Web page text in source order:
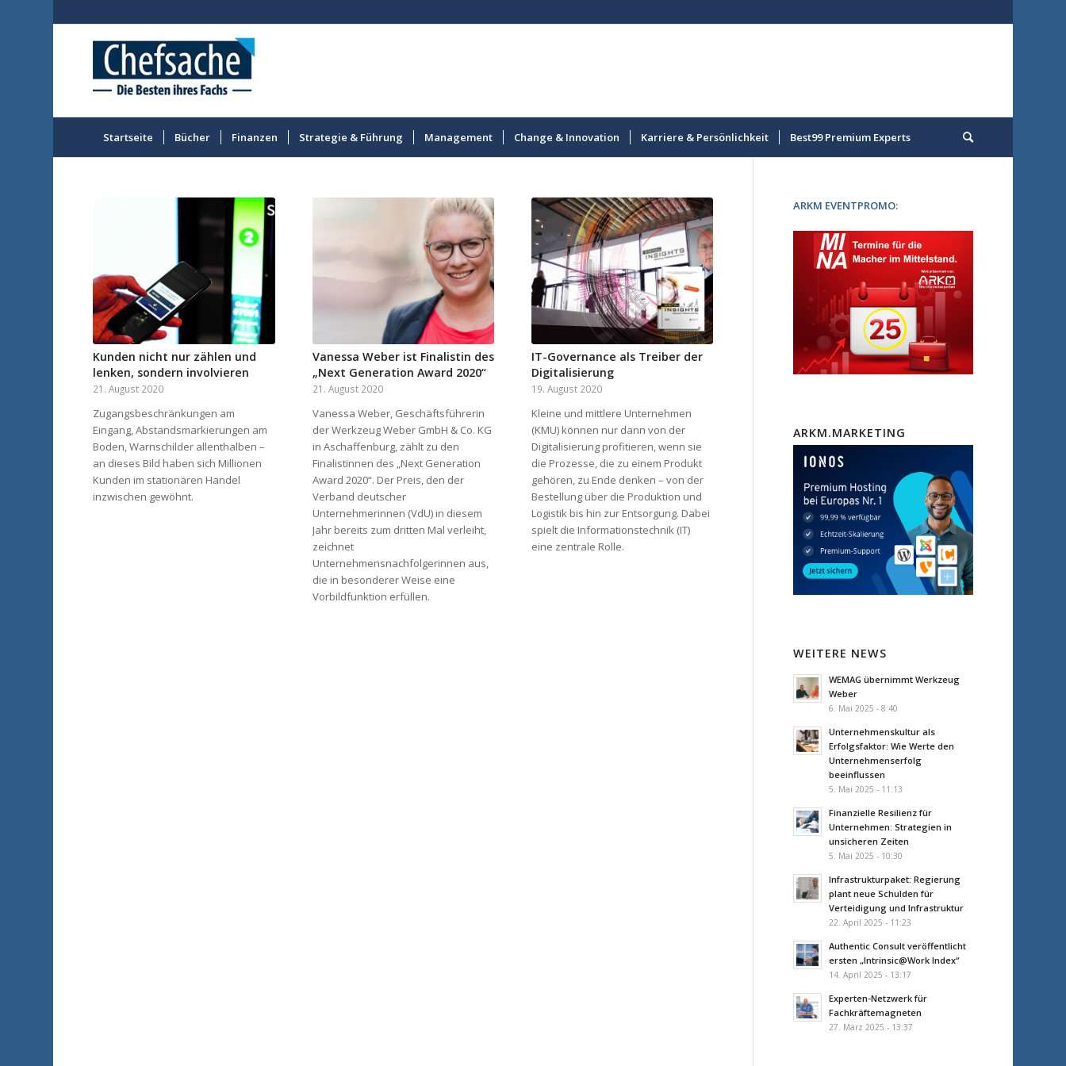
Startseite Bücher Finanzen Strategie & Führung Management Change & Innovation Karriere & Persönlichkeit Best99 Premium Experts
Kunden nicht nur zählen und
lenken, sondern involvieren
21. August 2020
Zugangsbeschränkungen am
Eingang, Abstandsmarkierungen am
Boden, Warnschilder allenthalben –
an dieses Bild haben sich Millionen
Kunden im stationären Handel
inzwischen gewöhnt.
Vanessa Weber ist Finalistin des
„Next Generation Award 2020“
21. August 2020
Vanessa Weber, Geschäftsführerin
der Werkzeug Weber GmbH & Co. KG
in Aschaffenburg, zählt zu den
Finalistinnen des „Next Generation
Award 2020“. Der Preis, den der
Verband deutscher
Unternehmerinnen (VdU) in diesem
Jahr bereits zum dritten Mal verleiht,
zeichnet
Unternehmensnachfolgerinnen aus,
die in besonderer Weise eine
Vorbildfunktion erfüllen.
IT-Governance als Treiber der
Digitalisierung
19. August 2020
Kleine und mittlere Unternehmen
(KMU) können nur dann von der
Digitalisierung profitieren, wenn sie
die Prozesse, die zu einem Produkt
gehören, zu Ende denken – von der
Bestellung über die Produktion und
Logistik bis hin zur Entsorgung. Dabei
spielt die Informationstechnik (IT)
eine zentrale Rolle.
ARKM EVENTPROMO:
ARKM.MARKETING
WEITERE NEWS
WEMAG übernimmt Werkzeug
Weber
6. Mai 2025 - 8:40
Unternehmenskultur als
Erfolgsfaktor: Wie Werte den
Unternehmenserfolg
beeinflussen
5. Mai 2025 - 11:13
Finanzielle Resilienz für
Unternehmen: Strategien in
unsicheren Zeiten
5. Mai 2025 - 10:30
Infrastrukturpaket: Regierung
plant neue Schulden für
Verteidigung und Infrastruktur
22. April 2025 - 11:23
Authentic Consult veröffentlicht
ersten „Intrinsic@Work Index“
14. April 2025 - 13:17
Experten-Netzwerk für
Fachkräftemagneten
27. März 2025 - 13:37